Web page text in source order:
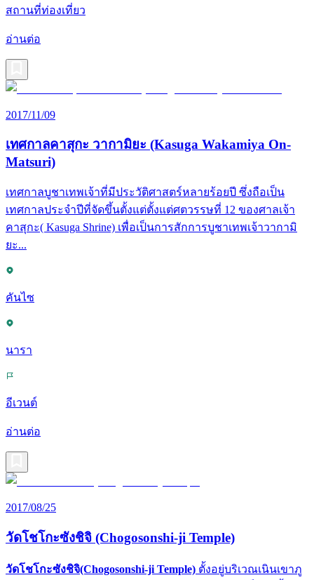
สถานที่ท่องเที่ยว
อ่านต่อ
2017/11/09
เทศกาลคาสุกะ วากามิยะ (Kasuga Wakamiya On-
Matsuri)
เทศกาลบูชาเทพเจ้าที่มีประวัติศาสตร์หลายร้อยปี ซึ่งถือเป็น
เทศกาลประจำปีที่จัดขึ้นตั้งแต่ตั้งแต่ศตวรรษที่ 12 ของศาลเจ้า
คาสุกะ( Kasuga Shrine) เพื่อเป็นการสักการบูชาเทพเจ้าวากามิ
ยะ...
คันไซ
นารา
อีเวนต์
อ่านต่อ
2017/08/25
วัดโชโกะซังชิจิ (Chogosonshi-ji Temple)
วัดโชโกะซังชิจิ(Chogosonshi-ji Temple) ตั้งอยู่บริเวณเนินเขาภู